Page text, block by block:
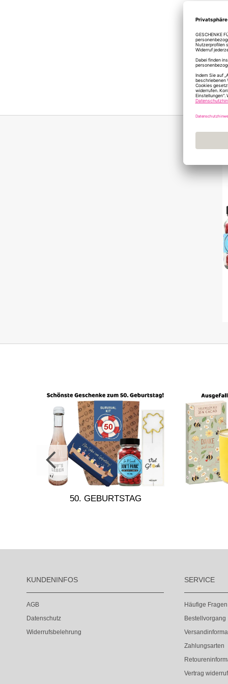
50. GEBURTSTAG
KUNDENINFOS
AGB
Datenschutz
Widerrufsbelehrung
SERVICE
Häufige Fragen
Bestellvorgang
Zahlungsarten
Vertrag